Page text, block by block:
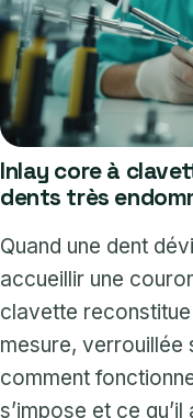
Inlay core à
dents très
Quand une dent
accueillir une
clavette reconstitue
mesure, verrouillée
comment
s’impose et ce